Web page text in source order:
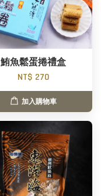
鮪魚鬆蛋捲禮盒
NT$ 270
加入購物車